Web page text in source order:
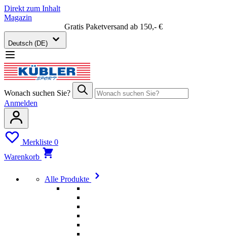
Direkt zum Inhalt
Magazin
Gratis Paketversand ab 150,- €
Deutsch (DE)
Wonach suchen Sie?
Anmelden
Merkliste 0
Warenkorb
Alle Produkte